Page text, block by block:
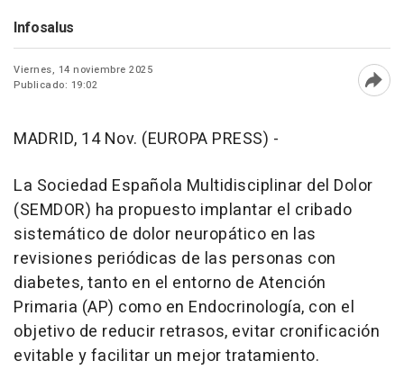
Infosalus
Viernes, 14 noviembre 2025
Publicado: 19:02
MADRID, 14 Nov. (EUROPA PRESS) -
La Sociedad Española Multidisciplinar del Dolor
(SEMDOR) ha propuesto implantar el cribado
sistemático de dolor neuropático en las
revisiones periódicas de las personas con
diabetes, tanto en el entorno de Atención
Primaria (AP) como en Endocrinología, con el
objetivo de reducir retrasos, evitar cronificación
evitable y facilitar un mejor tratamiento.